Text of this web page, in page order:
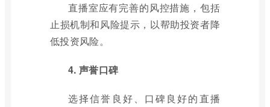
直播室应有完善的风控措施，包括
止损机制和风险提示，以帮助投资者降
低投资风险。
4. 声誉口碑
选择信誉良好、口碑良好的直播